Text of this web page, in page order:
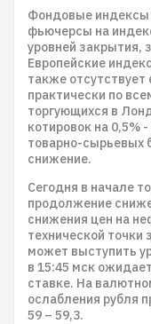
Фондовые индексы
фьючерсы на
уровней закрытия,
Европейские
также
практически по
торгующихся в
котировок на 0,5%
товарно-сырьевых
снижение.
Сегодня в начале
продолжение
снижения цен на
технической
может выступить
в 15:45 мск
ставке. На
ослабления рубля
59 – 59,3.